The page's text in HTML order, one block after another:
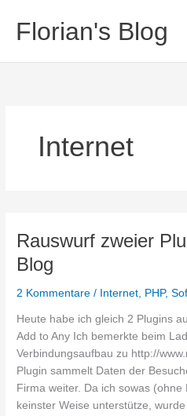
Inhalt
springen
Florian's Blog
Internet
Rauswurf zweier
Blog
2 Kommentare / Internet PHP,
Heute habe ich gleich 2 Plugins
Add to Any Ich bemerkte beim
Verbindungsaufbau zu http://
Plugin sammelt Daten der
Firma weiter. Da ich sowas
keinster Weise unterstütze,